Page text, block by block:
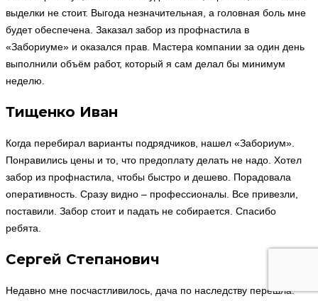
выделки не стоит. Выгода незначительная, а головная боль мне
будет обеспечена. Заказал забор из профнастила в
«Забориуме» и оказался прав. Мастера компании за один день
выполнили объём работ, который я сам делал бы минимум
неделю.
Тищенко Иван
Когда перебирал варианты подрядчиков, нашел «Забориум».
Понравились цены и то, что предоплату делать не надо. Хотел
забор из профнастила, чтобы быстро и дешево. Порадовала
оперативность. Сразу видно – профессионалы. Все привезли,
поставили. Забор стоит и падать не собирается. Спасибо
ребята.
Сергей Степанович
Недавно мне посчастливилось, дача по наследству перешла.